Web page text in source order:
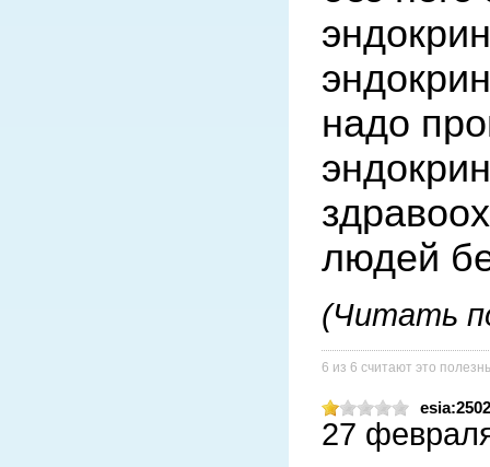
надо
людей
(Читать
6 из 6 считают это
27